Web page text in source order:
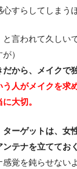
すらしてしまう
と言われて久し
）
だから、メイクで
う人がメイクを求
大切。
ターゲットは、女
ンテナを立ててお
覚を鈍らせない